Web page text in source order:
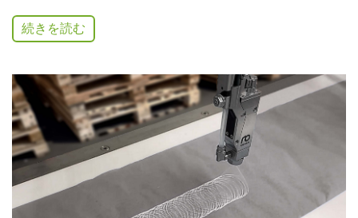
続きを読む